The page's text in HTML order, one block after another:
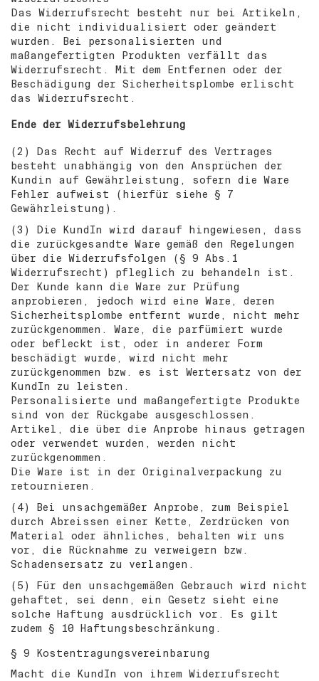
Das Widerrufsrecht besteht nur bei Artikeln,
die nicht individualisiert oder geändert
wurden. Bei personalisierten und
maßangefertigten Produkten verfällt das
Widerrufsrecht. Mit dem Entfernen oder der
Beschädigung der Sicherheitsplombe erlischt
das Widerrufsrecht.
Ende der Widerrufsbelehrung
(2) Das Recht auf Widerruf des Vertrages
besteht unabhängig von den Ansprüchen der
Kundin auf Gewährleistung, sofern die Ware
Fehler aufweist (hierfür siehe § 7
Gewährleistung).
(3) Die KundIn wird darauf hingewiesen, dass
die zurückgesandte Ware gemäß den Regelungen
über die Widerrufsfolgen (§ 9 Abs.1
Widerrufsrecht) pfleglich zu behandeln ist.
Der Kunde kann die Ware zur Prüfung
anprobieren, jedoch wird eine Ware, deren
Sicherheitsplombe entfernt wurde, nicht mehr
zurückgenommen. Ware, die parfümiert wurde
oder befleckt ist, oder in anderer Form
beschädigt wurde, wird nicht mehr
zurückgenommen bzw. es ist Wertersatz von der
KundIn zu leisten.
Personalisierte und maßangefertigte Produkte
sind von der Rückgabe ausgeschlossen.
Artikel, die über die Anprobe hinaus getragen
oder verwendet wurden, werden nicht
zurückgenommen.
Die Ware ist in der Originalverpackung zu
retournieren.
(4) Bei unsachgemäßer Anprobe, zum Beispiel
durch Abreissen einer Kette, Zerdrücken von
Material oder ähnliches, behalten wir uns
vor, die Rücknahme zu verweigern bzw.
Schadensersatz zu verlangen.
(5) Für den unsachgemäßen Gebrauch wird nicht
gehaftet, sei denn, ein Gesetz sieht eine
solche Haftung ausdrücklich vor. Es gilt
zudem § 10 Haftungsbeschränkung.
§ 9 Kostentragungsvereinbarung
Macht die KundIn von ihrem Widerrufsrecht